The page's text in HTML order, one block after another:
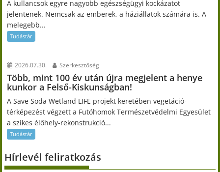
A kullancsok egyre nagyobb egészségügyi kockázatot
jelentenek. Nemcsak az emberek, a háziállatok számára is. A
melegebb...
Tudástár
2026.07.30. Szerkesztőség
Több, mint 100 év után újra megjelent a henye
kunkor a Felső-Kiskunságban!
A Save Soda Wetland LIFE projekt keretében vegetáció-
térképezést végzett a Futóhomok Természetvédelmi Egyesület
a szikes élőhely-rekonstrukció...
Tudástár
Hírlevél feliratkozás